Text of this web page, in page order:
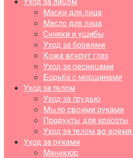
Маски для лица
Масло для лица
Синяки и ушибы
Уход за бровями
Кожа вокруг глаз
Уход за ресницами
Борьба с морщинами
Уход за телом
Уход за грудью
Мыло своими руками
Продукты для красоты
Уход за телом во
Уход за руками
Маникюр